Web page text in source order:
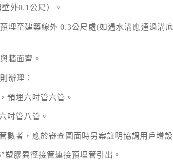
外0.1公尺）。
埋至建築線外 0.3公尺處(如遇水溝應通過溝
牆面齊。
辦理：
預埋六吋管六管。
吋管八管。
數者，應於審查圖面時另案註明協調用戶增設
塑膠異徑接管連接預埋管引出。